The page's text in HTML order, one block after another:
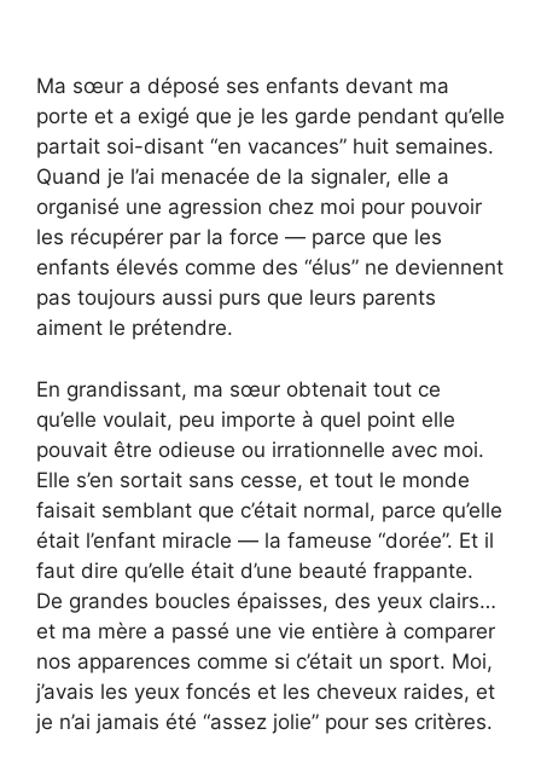
Ma sœur a déposé ses enfants devant ma
porte et a exigé que je les garde pendant qu’elle
partait soi-disant “en vacances” huit semaines.
Quand je l’ai menacée de la signaler, elle a
organisé une agression chez moi pour pouvoir
les récupérer par la force — parce que les
enfants élevés comme des “élus” ne deviennent
pas toujours aussi purs que leurs parents
aiment le prétendre.
En grandissant, ma sœur obtenait tout ce
qu’elle voulait, peu importe à quel point elle
pouvait être odieuse ou irrationnelle avec moi.
Elle s’en sortait sans cesse, et tout le monde
faisait semblant que c’était normal, parce qu’elle
était l’enfant miracle — la fameuse “dorée”. Et il
faut dire qu’elle était d’une beauté frappante.
De grandes boucles épaisses, des yeux clairs…
et ma mère a passé une vie entière à comparer
nos apparences comme si c’était un sport. Moi,
j’avais les yeux foncés et les cheveux raides, et
je n’ai jamais été “assez jolie” pour ses critères.